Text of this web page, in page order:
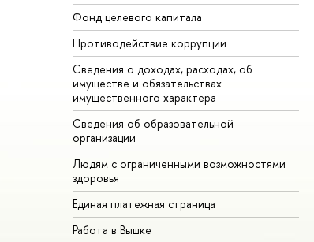
Фонд целевого капитала
Противодействие коррупции
Сведения о доходах, расходах, об
имуществе и обязательствах
имущественного характера
Сведения об образовательной
организации
Людям с ограниченными возможностями
здоровья
Единая платежная страница
Работа в Вышке